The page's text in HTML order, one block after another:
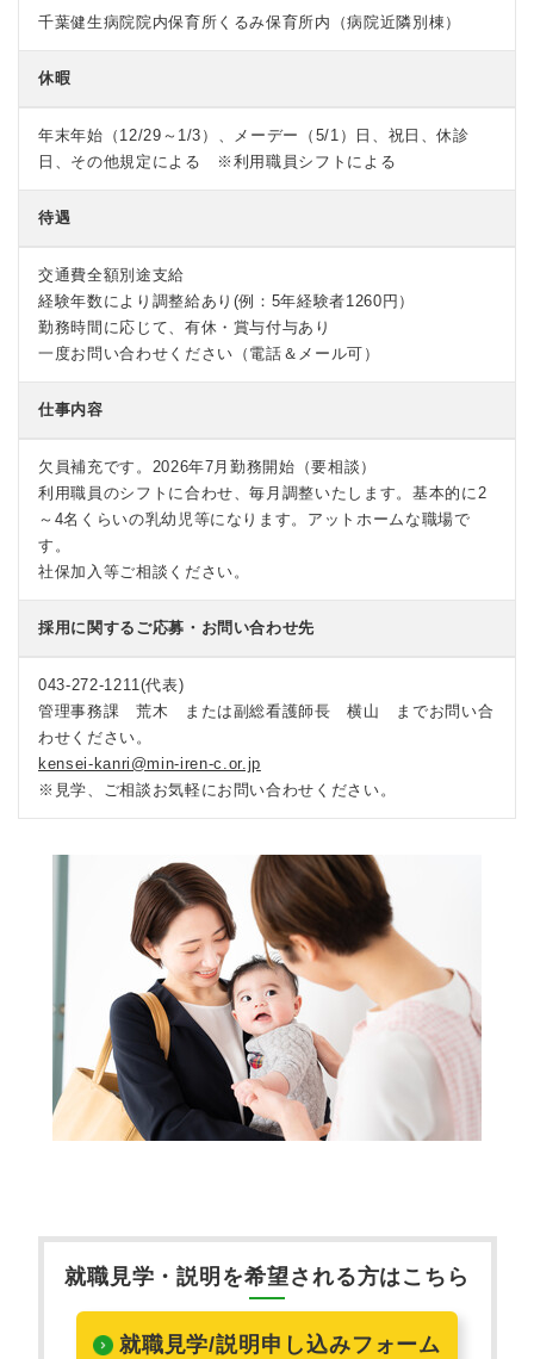
千葉健生病院院内保育所くるみ保育所内（病院近隣別棟）
休暇
年末年始（12/29～1/3）、メーデー（5/1）日、祝日、休診
日、その他規定による ※利用職員シフトによる
待遇
交通費全額別途支給
経験年数により調整給あり(例：5年経験者1260円）
勤務時間に応じて、有休・賞与付与あり
一度お問い合わせください（電話＆メール可）
仕事内容
欠員補充です。2026年7月勤務開始（要相談）
利用職員のシフトに合わせ、毎月調整いたします。基本的に2
～4名くらいの乳幼児等になります。アットホームな職場で
す。
社保加入等ご相談ください。
採用に関するご応募・お問い合わせ先
043-272-1211(代表)
管理事務課 荒木 または副総看護師長 横山 までお問い合
わせください。
kensei-kanri@min-iren-c.or.jp
※見学、ご相談お気軽にお問い合わせください。
就職見学・説明を希望される方はこちら
就職見学/説明申し込みフォーム